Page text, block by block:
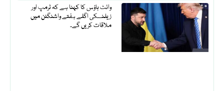
وائٹ ہاؤس کا کہنا ہے کہ ٹرمپ اور
زیلنسکی اگلے ہفتے واشنگٹن میں
ملاقات کریں گے۔